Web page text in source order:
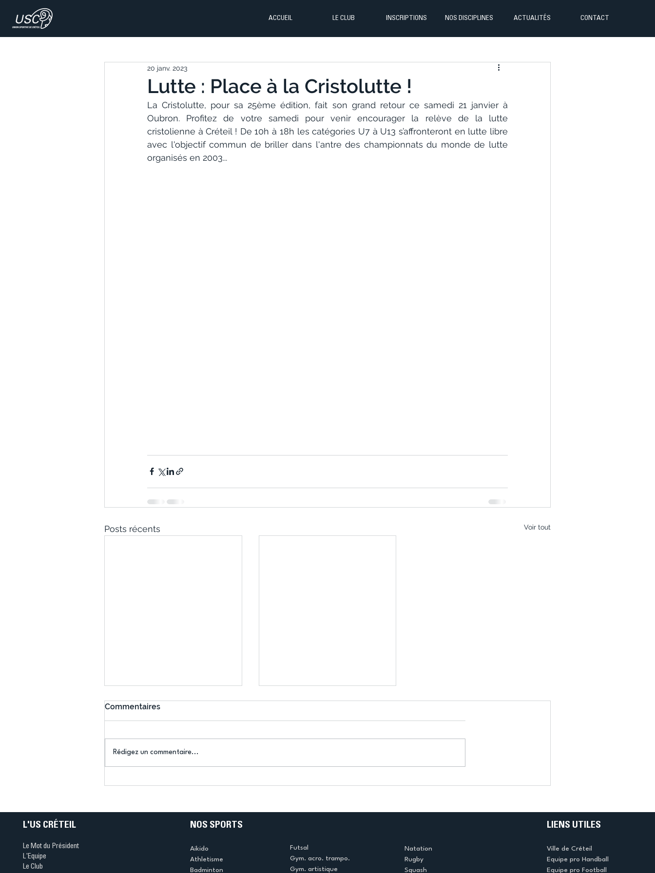
ACCUEIL LE CLUB INSCRIPTIONS NOS DISCIPLINES ACTUALITÉS CONTACT
Lutte : Place à la Cristolutte !
20 janv. 2023
La Cristolutte, pour sa 25ème édition, fait son grand retour ce samedi 21 janvier à
Oubron. Profitez de votre samedi pour venir encourager la relève de la lutte
cristolienne à Créteil ! De 10h à 18h les catégories U7 à U13 s’affronteront en lutte libre
avec l'objectif commun de briller dans l'antre des championnats du monde de lutte
organisés en 2003...
Posts récents Voir tout
Ping ? Quand le tennis de
termine la saison en
Commentaires
Rédigez un commentaire...
L'US CRÉTEIL
Le Mot du Président
L'Equipe
Le Club
NOS SPORTS
Aikido
Athletisme
Badminton
Futsal
Gym. acro. trampo.
Gym. artistique
Natation
Rugby
Squash
LIENS UTILES
Ville de Créteil
Equipe pro Handball
Equipe pro Football